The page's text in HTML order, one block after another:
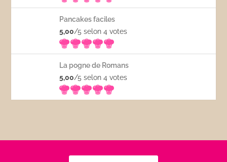
Pancakes faciles
5,00/5 selon 4votes
La pogne de Romans
5,00/5 selon 4votes